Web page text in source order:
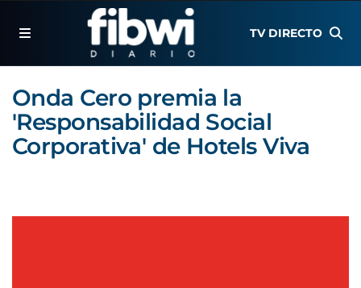
TV DIRECTO
Onda Cero premia la
'Responsabilidad Social
Corporativa' de Hotels Viva